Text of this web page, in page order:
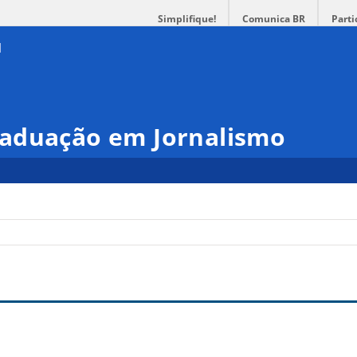
Simplifique! Comunica BR
em Jornalismo